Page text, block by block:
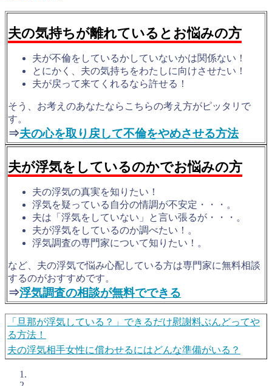
夫の気持ちが離れているとお悩みの方
夫が不倫をしているかしていないかは関係ない！
とにかく、夫の気持ちをわたしに向けさせたい！
夫が戻って来てくれるなら許せる！
そう、お考えのあなたならこちらの考え方がピッタリで
す。
⇒夫の心を取り戻して不倫をやめさせる方法
夫が浮気をしているのかでお悩みの方
夫の浮気の真実を知りたい！
浮気を疑っている自分の情調が不安定・・・。
夫は「浮気をしていない」と言い張るが・・・。
夫が浮気をしているのか調べたい！。
浮気調査の専門家について知りたい！。
など、夫の浮気で悩み心配している方は専門家に無料相談
するのがおすすめです。
⇒浮気調査の相談が無料でできる
「旦那が浮気している？」できるだけ慰謝料ぶんどってや
る方法！
夫の浮気相手女性に償わせるにはどんな準備がいる？